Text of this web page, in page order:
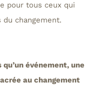
pour tous ceux qui
changement.
événement, une
au changement